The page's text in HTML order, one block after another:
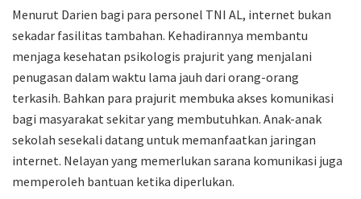
Menurut Darien bagi para personel TNI AL, internet bukan
sekadar fasilitas tambahan. Kehadirannya membantu
menjaga kesehatan psikologis prajurit yang menjalani
penugasan dalam waktu lama jauh dari orang-orang
terkasih. Bahkan para prajurit membuka akses komunikasi
bagi masyarakat sekitar yang membutuhkan. Anak-anak
sekolah sesekali datang untuk memanfaatkan jaringan
internet. Nelayan yang memerlukan sarana komunikasi juga
memperoleh bantuan ketika diperlukan.